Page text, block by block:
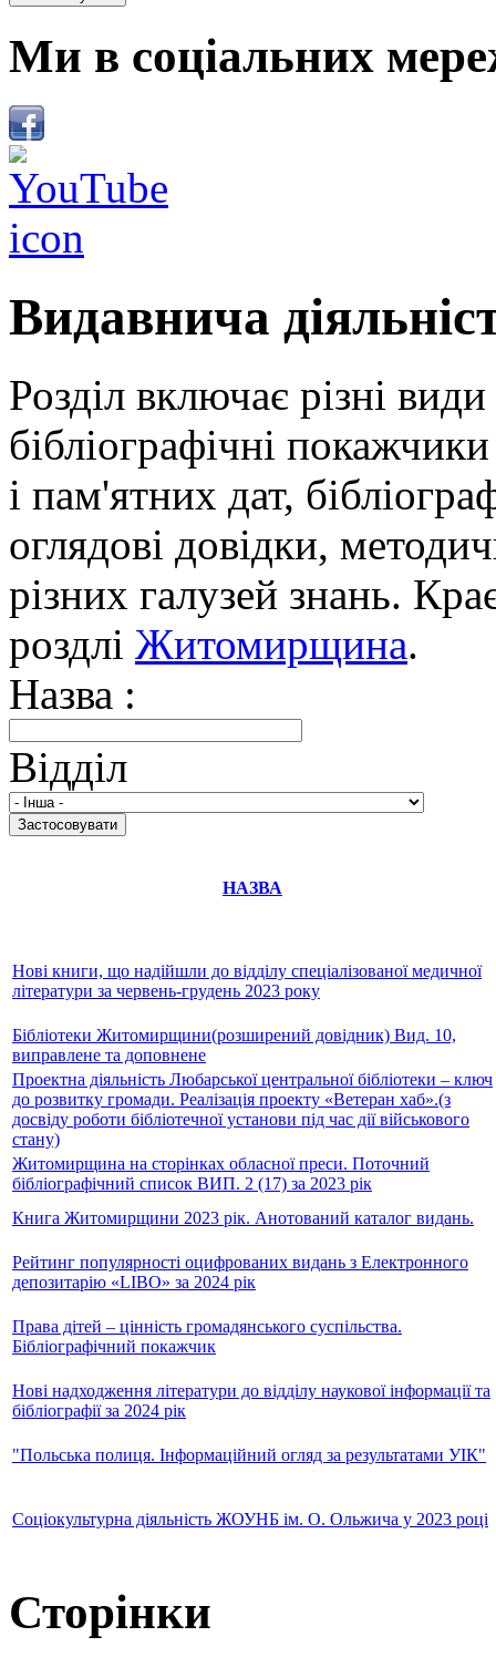
Ми в соціальних
Видавнича
Розділ включає різні
бібліографічні
і пам'ятних дат,
оглядові довідки,
різних галузей знань.
роздлі Житомирщина.
Назва :
Відділ
НАЗВА
Нові книги, що надійшли до відділу спеціалізованої медичної
літератури за червень-грудень 2023 року
Бібліотеки Житомирщини(розширений довідник) Вид. 10,
виправлене та доповнене
Проектна діяльність Любарської центральної бібліотеки – ключ
до розвитку громади. Реалізація проекту «Ветеран хаб».(з
досвіду роботи бібліотечної установи під час дії військового
стану)
Житомирщина на сторінках обласної преси. Поточний
бібліографічний список ВИП. 2 (17) за 2023 рік
Книга Житомирщини 2023 рік. Анотований каталог видань.
Рейтинг популярності оцифрованих видань з Електронного
депозитарію «LIBO» за 2024 рік
Права дітей – цінність громадянського суспільства.
Бібліографічний покажчик
Нові надходження літератури до відділу наукової інформації та
бібліографії за 2024 рік
"Польська полиця. Інформаційний огляд за результатами УІК"
Соціокультурна діяльність ЖОУНБ ім. О. Ольжича у 2023 році
Сторінки